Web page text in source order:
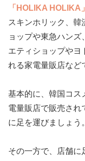
「HOLIKA HOLIKA」
スキンホリック、
ョップや東急ハン
エティショップやヨ
れる家電量販店など
基本的に、韓国コス
電量販店で販売され
に足を運びましょう。
その一方で、店舗に